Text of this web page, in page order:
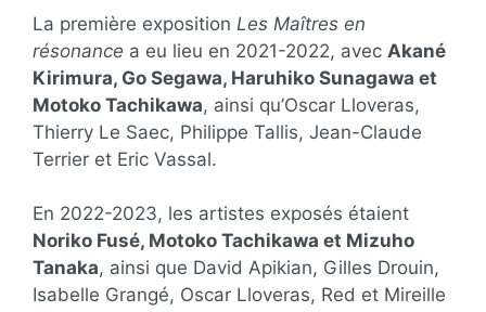
La première exposition Les Maîtres en
résonance a eu lieu en 2021-2022, avec Akané
Kirimura, Go Segawa, Haruhiko Sunagawa et
Motoko Tachikawa, ainsi qu’Oscar Lloveras,
Thierry Le Saec, Philippe Tallis, Jean-Claude
Terrier et Eric Vassal.
En 2022-2023, les artistes exposés étaient
Noriko Fusé, Motoko Tachikawa et Mizuho
Tanaka, ainsi que David Apikian, Gilles Drouin,
Isabelle Grangé, Oscar Lloveras, Red et Mireille